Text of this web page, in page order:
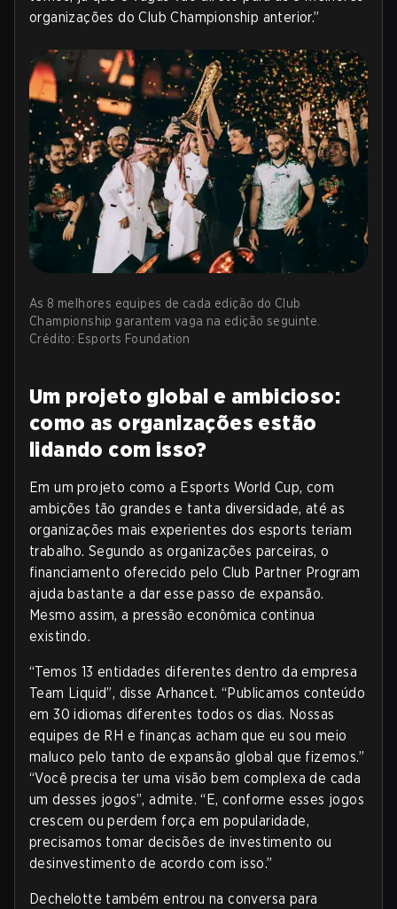
organizações do Club Championship anterior.”
As 8 melhores equipes de cada edição do Club
Championship garantem vaga na edição seguinte.
Crédito: Esports Foundation
Um projeto global e ambicioso:
como as organizações estão
lidando com isso?
Em um projeto como a Esports World Cup, com
ambições tão grandes e tanta diversidade, até as
organizações mais experientes dos esports teriam
trabalho. Segundo as organizações parceiras, o
financiamento oferecido pelo Club Partner Program
ajuda bastante a dar esse passo de expansão.
Mesmo assim, a pressão econômica continua
existindo.
“Temos 13 entidades diferentes dentro da empresa
Team Liquid”, disse Arhancet. “Publicamos conteúdo
em 30 idiomas diferentes todos os dias. Nossas
equipes de RH e finanças acham que eu sou meio
maluco pelo tanto de expansão global que fizemos.”
“Você precisa ter uma visão bem complexa de cada
um desses jogos”, admite. “E, conforme esses jogos
crescem ou perdem força em popularidade,
precisamos tomar decisões de investimento ou
desinvestimento de acordo com isso.”
Dechelotte também entrou na conversa para